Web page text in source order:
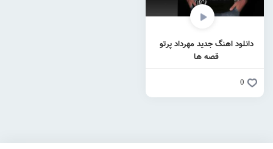
دانلود اهنگ جدید مهرداد پرتو
قصه ها
0